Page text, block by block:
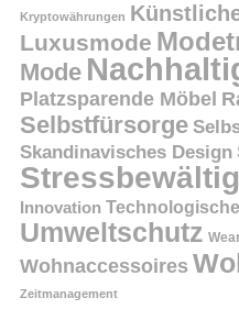
Kryptowährungen
Luxusmode
Mode
Platzsparende Möbel
Selbstfürsorge
Skandinavisches Design
Innovation
Umweltschutz
Wohnaccessoires
Zeitmanagement